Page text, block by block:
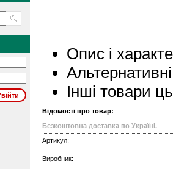
Опис і
Інші товари
Відомості про товар:
Безкоштовна доставка по Україні.
Артикул:
Виробник: